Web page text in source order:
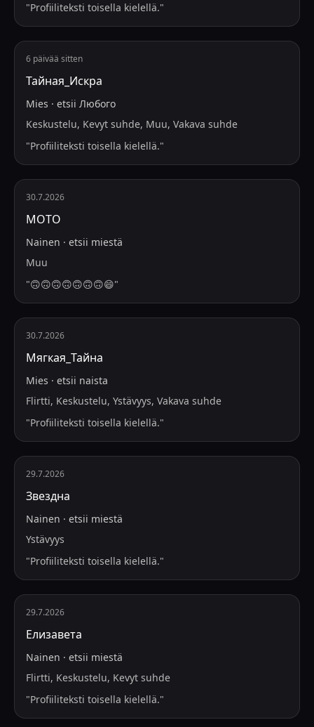
"Profiiliteksti toisella kielellä."
6 päivää sitten
Тайная_Искра
Mies · etsii Любого
Keskustelu, Kevyt suhde, Muu, Vakava suhde
"Profiiliteksti toisella kielellä."
30.7.2026
MOTO
Nainen · etsii miestä
Muu
"🙃🙃🙃🙃🙃🙃🙃😄"
30.7.2026
Мягкая_Тайна
Mies · etsii naista
Flirtti, Keskustelu, Ystävyys, Vakava suhde
"Profiiliteksti toisella kielellä."
29.7.2026
Звездна
Nainen · etsii miestä
Ystävyys
"Profiiliteksti toisella kielellä."
29.7.2026
Елизавета
Nainen · etsii miestä
Flirtti, Keskustelu, Kevyt suhde
"Profiiliteksti toisella kielellä."